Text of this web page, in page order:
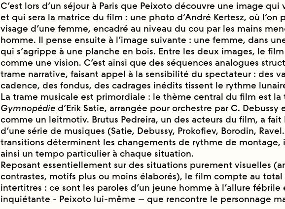
C’est lors d’un séjour à Paris que Peixoto découvre une image qui
et qui sera la matrice du film : une photo d’André Kertesz, où l’on
visage d’une femme, encadré au niveau du cou par les mains
homme. Il pense ensuite à l’image suivante : une femme, dans
qui s’agrippe à une planche en bois. Entre les deux images, le
comme une vision. C’est ainsi que des séquences analogues
trame narrative, faisant appel à la sensibilité du spectateur : des
cadence, des fondus, des cadrages inédits tissent le rythme
La trame musicale est primordiale : le thème central du film est la
Gymnopédie d’Erik Satie, arrangée pour orchestre par C. Debussy
comme un leitmotiv. Brutus Pedreira, un des acteurs du film, a fait
d’une série de musiques (Satie, Debussy, Prokofiev, Borodin,
transitions déterminent les changements de rythme de montage,
ainsi un tempo particulier à chaque situation.
Reposant essentiellement sur des situations purement visuelles
contrastes, motifs plus ou moins élaborés), le film compte au total
intertitres : ce sont les paroles d’un jeune homme à l’allure fébrile
inquiétante - Peixoto lui-même – que rencontre le personnage